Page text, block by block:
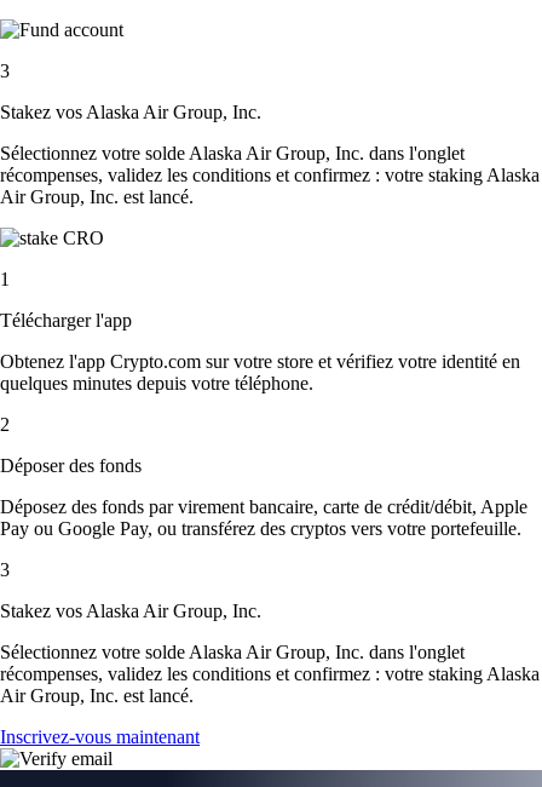
3
Stakez vos Alaska Air Group, Inc.
Sélectionnez votre solde Alaska Air Group, Inc. dans l'onglet
récompenses, validez les conditions et confirmez : votre staking Alaska
Air Group, Inc. est lancé.
1
Télécharger l'app
Obtenez l'app Crypto.com sur votre store et vérifiez votre identité en
quelques minutes depuis votre téléphone.
2
Déposer des fonds
Déposez des fonds par virement bancaire, carte de crédit/débit, Apple
Pay ou Google Pay, ou transférez des cryptos vers votre portefeuille.
3
Stakez vos Alaska Air Group, Inc.
Sélectionnez votre solde Alaska Air Group, Inc. dans l'onglet
récompenses, validez les conditions et confirmez : votre staking Alaska
Air Group, Inc. est lancé.
Inscrivez-vous maintenant